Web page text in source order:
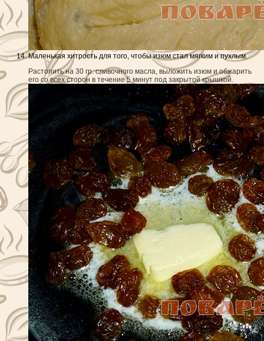
Маленькая хитрость для того, чтобы изюм стал мягким и пухлым.
Растопить на 30 гр. сливочного масла, выложить изюм и обжарить
его со всех сторон в течение 5 минут под закрытой крышкой.